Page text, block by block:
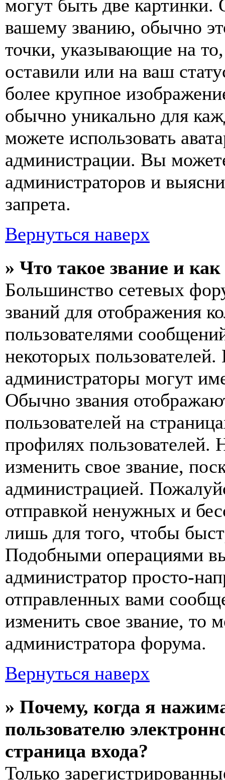
могут быть две картинки.
вашему званию, обычно
точки, указывающие на
оставили или на ваш
более крупное
обычно уникально для
можете использовать
администрации. Вы
администраторов и
запрета.
Вернуться наверх
» Что такое звание и
Большинство сетевых
званий для отображения
пользователями
некоторых
администраторы могут
Обычно звания
пользователей на
профилях
изменить свое звание,
администрацией.
отправкой ненужных и
лишь для того, чтобы
Подобными операциями
администратор просто-
отправленных вами
изменить свое звание, то
администратора форума.
Вернуться наверх
» Почему, когда я
пользователю
страница входа?
Только